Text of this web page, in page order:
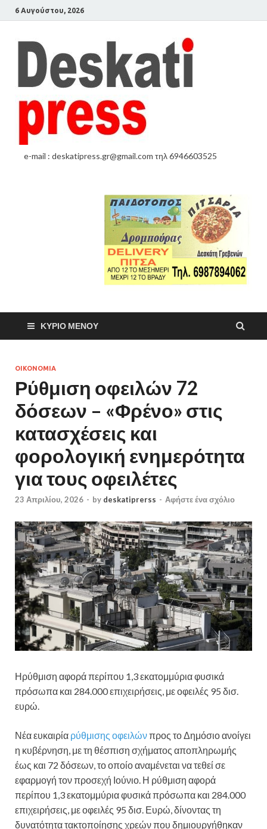
6 Αυγούστου, 2026
e-mail : deskatipress.gr@gmail.com τηλ 6946603525
ΚΎΡΙΟ ΜΕΝΟΎ
ΟΙΚΟΝΟΜΙΑ
Ρύθμιση οφειλών 72
δόσεων – «Φρένο» στις
κατασχέσεις και
φορολογική ενημερότητα
για τους οφειλέτες
23 Απριλίου, 2026 - by deskatiprerss - Αφήστε ένα σχόλιο
Ηρύθμιση αφορά περίπου 1,3 εκατομμύρια φυσικά
πρόσωπα και 284.000 επιχειρήσεις, με οφειλές 95 δισ.
ευρώ.
Νέα ευκαιρία ρύθμισης οφειλώνπρος το Δημόσιο ανοίγει
η κυβέρνηση, με τη θέσπιση σχήματος αποπληρωμής
έως και 72 δόσεων, το οποίο αναμένεται να τεθεί σε
εφαρμογή τον προσεχή Ιούνιο. Η ρύθμιση αφορά
περίπου 1,3 εκατομμύρια φυσικά πρόσωπα και 284.000
επιχειρήσεις, με οφειλές 95 δισ. Ευρώ, δίνοντας τη
δυνατότητα τακτοποίησης χρεών που δημιουργήθηκαν